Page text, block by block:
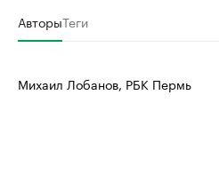
АвторыТеги
Михаил Лобанов, РБК Пермь